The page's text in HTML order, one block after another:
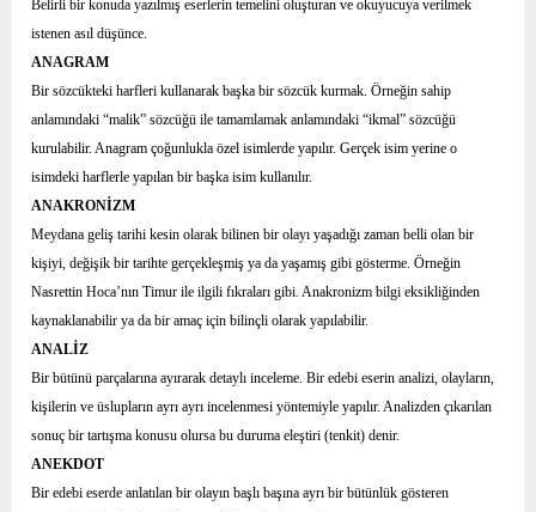
Belirli bir konuda yazılmış eserlerin temelini oluşturan ve okuyucuya verilmek
istenen asıl düşünce.
ANAGRAM
Bir sözcükteki harfleri kullanarak başka bir sözcük kurmak. Örneğin sahip
anlamındaki “malik” sözcüğü ile tamamlamak anlamındaki “ikmal” sözcüğü
kurulabilir. Anagram çoğunlukla özel isimlerde yapılır. Gerçek isim yerine o
isimdeki harflerle yapılan bir başka isim kullanılır.
ANAKRONİZM
Meydana geliş tarihi kesin olarak bilinen bir olayı yaşadığı zaman belli olan bir
kişiyi, değişik bir tarihte gerçekleşmiş ya da yaşamış gibi gösterme. Örneğin
Nasrettin Hoca’nın Timur ile ilgili fıkraları gibi. Anakronizm bilgi eksikliğinden
kaynaklanabilir ya da bir amaç için bilinçli olarak yapılabilir.
ANALİZ
Bir bütünü parçalarına ayırarak detaylı inceleme. Bir edebi eserin analizi, olayların,
kişilerin ve üslupların ayrı ayrı incelenmesi yöntemiyle yapılır. Analizden çıkarılan
sonuç bir tartışma konusu olursa bu duruma eleştiri (tenkit) denir.
ANEKDOT
Bir edebi eserde anlatılan bir olayın başlı başına ayrı bir bütünlük gösteren